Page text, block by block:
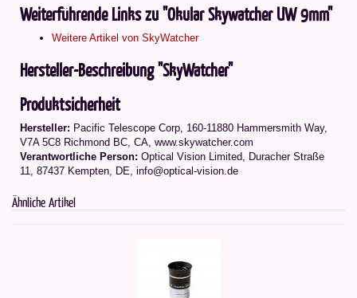
Weiterführende Links zu "Okular Skywatcher UW 9mm"
Weitere Artikel von SkyWatcher
Hersteller-Beschreibung "SkyWatcher"
Produktsicherheit
Hersteller: Pacific Telescope Corp, 160-11880 Hammersmith Way,
V7A 5C8 Richmond BC, CA, www.skywatcher.com
Verantwortliche Person: Optical Vision Limited, Duracher Straße
11, 87437 Kempten, DE, info@optical-vision.de
Ähnliche Artikel